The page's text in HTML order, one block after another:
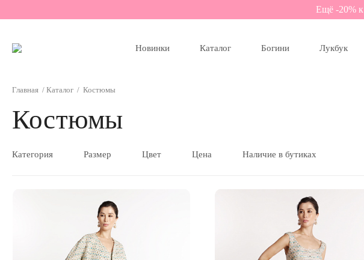
Новинки Каталог Богини Лукбук
Главная / Каталог / Костюмы
Ещё -20%
Костюмы
Категория Размер Цвет Цена Наличие в бутиках